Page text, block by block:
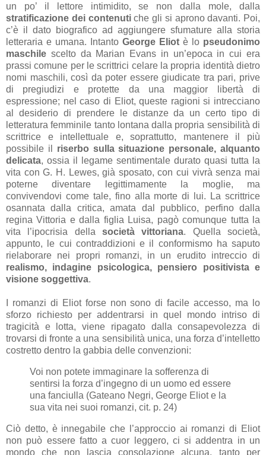
un po’ il lettore intimidito, se non dalla mole, dalla
stratificazione dei contenutiche gli si aprono davanti. Poi,
c’è il dato biografico ad aggiungere sfumature alla storia
letteraria e umana. Intanto George Eliot è lo pseudonimo
maschile scelto da Marian Evans in un’epoca in cui era
prassi comune per le scrittrici celare la propria identità dietro
nomi maschili, così da poter essere giudicate tra pari, prive
di pregiudizi e protette da una maggior libertà di
espressione; nel caso di Eliot, queste ragioni si intrecciano
al desiderio di prendere le distanze da un certo tipo di
letteratura femminile tanto lontana dalla propria sensibilità di
scrittrice e intellettuale e, soprattutto, mantenere il più
possibile il riserbo sulla situazione personale, alquanto
delicata, ossia il legame sentimentale durato quasi tutta la
vita con G. H. Lewes, già sposato, con cui vivrà senza mai
poterne diventare legittimamente la moglie, ma
convivendovi come tale, fino alla morte di lui. La scrittrice
osannata dalla critica, amata dal pubblico, perfino dalla
regina Vittoria e dalla figlia Luisa, pagò comunque tutta la
vita l’ipocrisia della società vittoriana. Quella società,
appunto, le cui contraddizioni e il conformismo ha saputo
rielaborare nei propri romanzi, in un erudito intreccio di
realismo, indagine psicologica, pensiero positivista e
visione soggettiva.
I romanzi di Eliot forse non sono di facile accesso, ma lo
sforzo richiesto per addentrarsi in quel mondo intriso di
tragicità e lotta, viene ripagato dalla consapevolezza di
trovarsi di fronte a una sensibilità unica, una forza d’intelletto
costretto dentro la gabbia delle convenzioni:
Voi non potete immaginare la sofferenza di
sentirsi la forza d’ingegno di un uomo ed essere
una fanciulla (Gateano Negri, George Eliot e la
sua vita nei suoi romanzi, cit. p. 24)
Ciò detto, è innegabile che l’approccio ai romanzi di Eliot
non può essere fatto a cuor leggero, ci si addentra in un
mondo che non lascia consolazione alcuna, tanto per